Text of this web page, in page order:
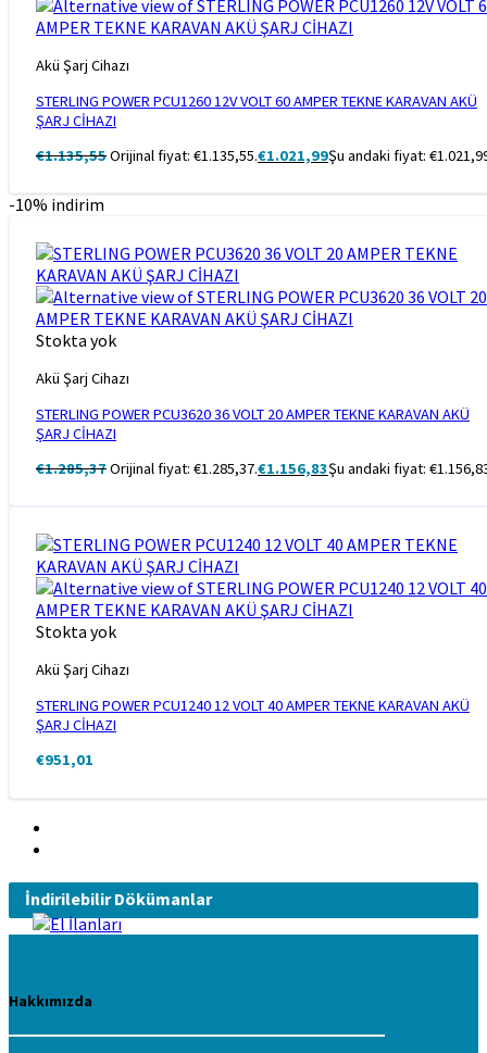
Akü Şarj Cihazı
STERLING POWER PCU1260 12V VOLT 60 AMPER TEKNE KARAVAN AKÜ
ŞARJ CİHAZI
€1.135,55Orijinal fiyat: €1.135,55.€1.021,99Şu andaki fiyat:
-10% indirim
Stokta yok
Akü Şarj Cihazı
STERLING POWER PCU3620 36 VOLT 20 AMPER TEKNE KARAVAN AKÜ
ŞARJ CİHAZI
€1.285,37Orijinal fiyat: €1.285,37.€1.156,83Şu andaki fiyat:
Stokta yok
Akü Şarj Cihazı
STERLING POWER PCU1240 12 VOLT 40 AMPER TEKNE KARAVAN AKÜ
ŞARJ CİHAZI
€951,01
İndirilebilir Dökümanlar
Hakkımızda